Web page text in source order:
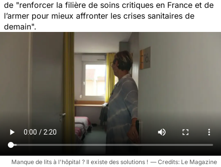
de "renforcer la filière de soins critiques en France et de
l’armer pour mieux affronter les crises sanitaires de
demain".
Manque de lits à l'hôpital ? Il existe des solutions ! Le Magazine